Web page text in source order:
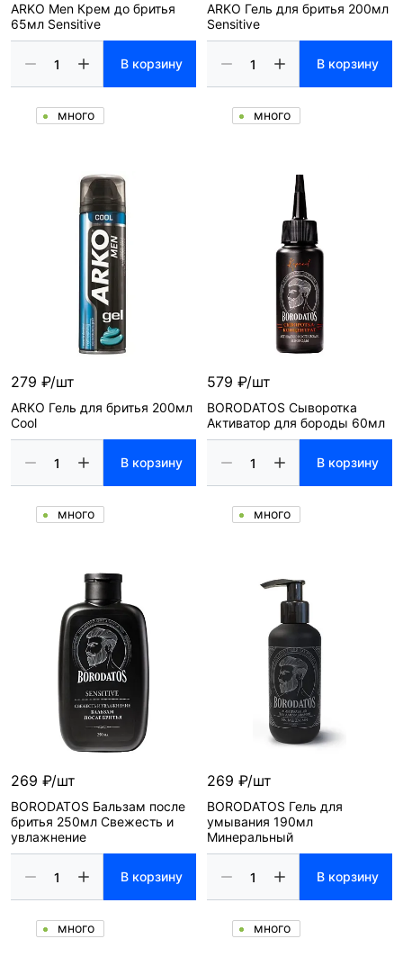
ARKO Men Крем до бритья
65мл Sensitive
В корзину
много
ARKO Гель для бритья 200мл
Sensitive
В корзину
много
279 ₽/шт
ARKO Гель для бритья 200мл
Cool
В корзину
много
579 ₽/шт
BORODATOS Сыворотка
Активатор для бороды 60мл
В корзину
много
269 ₽/шт
BORODATOS Бальзам после
бритья 250мл Свежесть и
увлажнение
В корзину
много
269 ₽/шт
BORODATOS Гель для
умывания 190мл
Минеральный
В корзину
много